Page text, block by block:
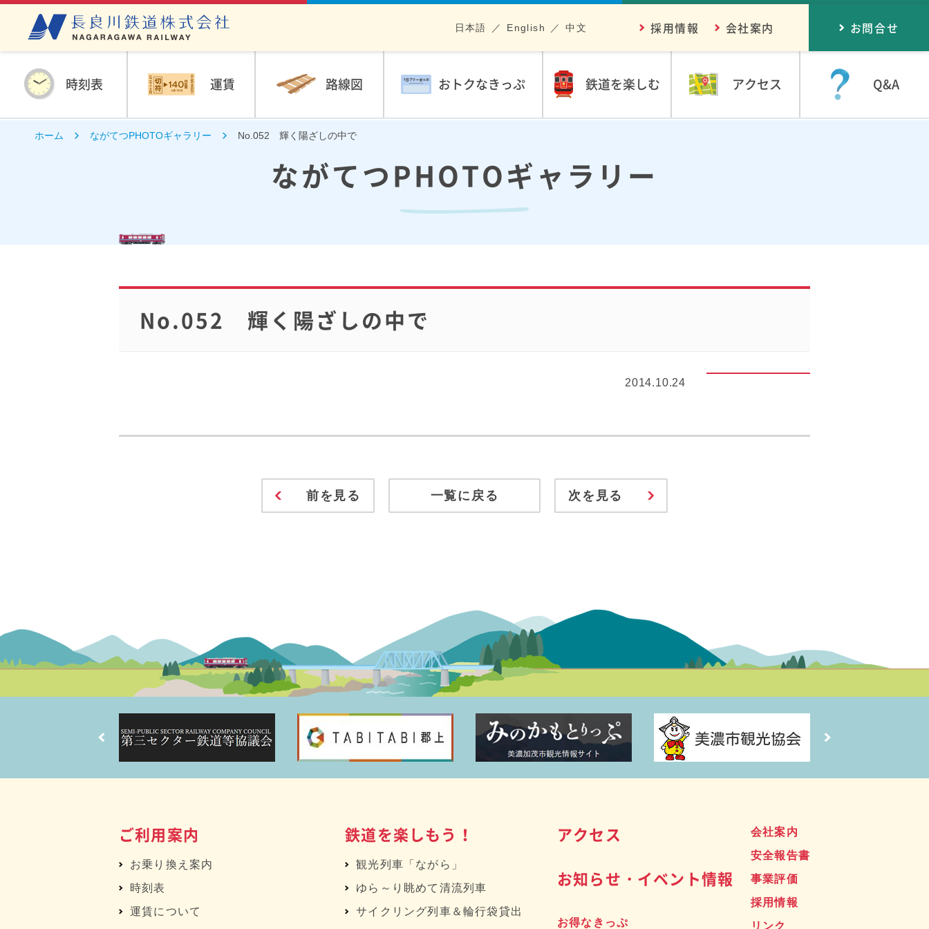
時刻表 運賃 路線図 おトクなきっぷ 鉄道を楽しむ アクセス Q&A
採用情報 会社案内
日本語 English 中文 お問合せ
ホーム ながてつPHOTOギャラリー No.052 輝く陽ざしの中で
ながてつPHOTOギャラリー
No.052 輝く陽ざしの中で
2014.10.24
前を見る 一覧に戻る 次を見る
ご利用案内
お乗り換え案内
時刻表
運賃について
鉄道を楽しもう！
観光列車「ながら」
ゆら～り眺めて清流列車
サイクリング列車＆輪行袋貸出
アクセス
お知らせ・イベント情報
お得なきっぷ
会社案内
安全報告書
事業評価
採用情報
リンク